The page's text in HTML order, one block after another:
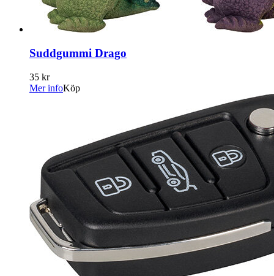
Suddgummi Drago
35 kr
Mer infoKöp